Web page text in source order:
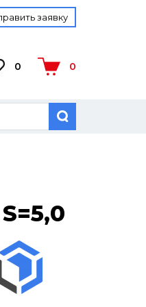
заявку
0 0